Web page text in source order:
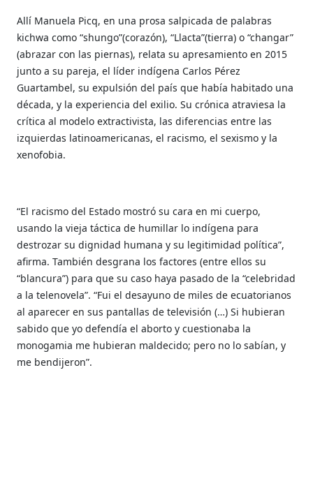
Allí Manuela Picq, en una prosa salpicada de palabras
kichwa como “shungo”(corazón), “Llacta”(tierra) o “changar”
(abrazar con las piernas), relata su apresamiento en 2015
junto a su pareja, el líder indígena Carlos Pérez
Guartambel, su expulsión del país que había habitado una
década, y la experiencia del exilio. Su crónica atraviesa la
crítica al modelo extractivista, las diferencias entre las
izquierdas latinoamericanas, el racismo, el sexismo y la
xenofobia.
“El racismo del Estado mostró su cara en mi cuerpo,
usando la vieja táctica de humillar lo indígena para
destrozar su dignidad humana y su legitimidad política”,
afirma. También desgrana los factores (entre ellos su
“blancura”) para que su caso haya pasado de la “celebridad
a la telenovela”. “Fui el desayuno de miles de ecuatorianos
al aparecer en sus pantallas de televisión (…) Si hubieran
sabido que yo defendía el aborto y cuestionaba la
monogamia me hubieran maldecido; pero no lo sabían, y
me bendijeron”.